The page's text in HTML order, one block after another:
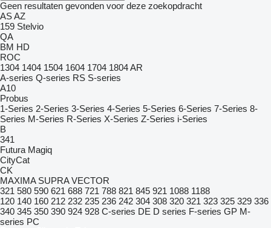
Geen resultaten gevonden voor deze zoekopdracht
ASAZ
159 Stelvio
QA
BM HD
ROC
1304 1404 1504 1604 1704 1804AR
A-series Q-series RS S-series
A10
Probus
1-Series 2-Series 3-Series 4-Series 5-Series 6-Series 7-Series 8-
Series M-Series R-Series X-Series Z-Series i-Series
B
341
Futura Magiq
CityCat
CK
MAXIMA SUPRA VECTOR
321 580 590 621 688 721 788 821 845 921 1088 1188
120 140 160 212 232 235 236 242 304 308 320 321 323 325 329 336
340 345 350 390 924 928 C-series DE D series F-series GP M-
series PC